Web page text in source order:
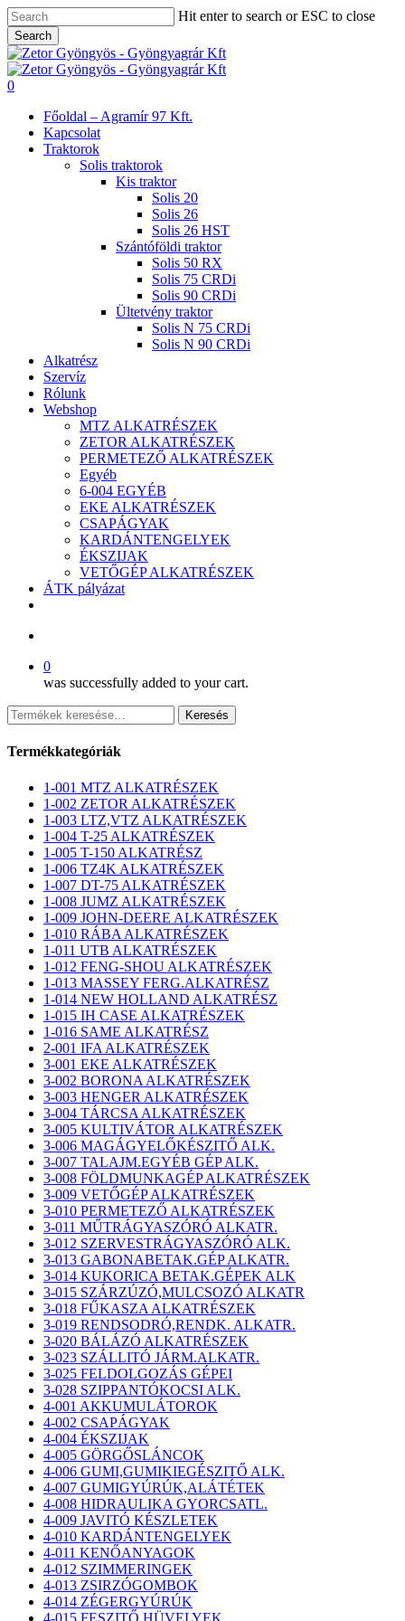
Skip
to
main
content
Hit enter to search or ESC to close
Search
Close
Search
search
0
Főoldal – Agramír 97 Kft.
Kapcsolat
Traktorok
Solis traktorok
Kis traktor
Solis 20
Solis 26
Solis 26 HST
Szántóföldi traktor
Solis 50 RX
Solis 75 CRDi
Solis 90 CRDi
Ültetvény traktor
Solis N 75 CRDi
Solis N 90 CRDi
Alkatrész
Szervíz
Rólunk
Webshop
MTZ ALKATRÉSZEK
ZETOR ALKATRÉSZEK
PERMETEZŐ ALKATRÉSZEK
Egyéb
6-004 EGYÉB
EKE ALKATRÉSZEK
CSAPÁGYAK
KARDÁNTENGELYEK
ÉKSZIJAK
VETŐGÉP ALKATRÉSZEK
ÁTK pályázat
0
was successfully added to your cart.
Keresés
a
következőre:
Keresés
Termékkategóriák
1-001 MTZ ALKATRÉSZEK
1-002 ZETOR ALKATRÉSZEK
1-003 LTZ,VTZ ALKATRÉSZEK
1-004 T-25 ALKATRÉSZEK
1-005 T-150 ALKATRÉSZ
1-006 TZ4K ALKATRÉSZEK
1-007 DT-75 ALKATRÉSZEK
1-008 JUMZ ALKATRÉSZEK
1-009 JOHN-DEERE ALKATRÉSZEK
1-010 RÁBA ALKATRÉSZEK
1-011 UTB ALKATRÉSZEK
1-012 FENG-SHOU ALKATRÉSZEK
1-013 MASSEY FERG.ALKATRÉSZ
1-014 NEW HOLLAND ALKATRÉSZ
1-015 IH CASE ALKATRÉSZEK
1-016 SAME ALKATRÉSZ
2-001 IFA ALKATRÉSZEK
3-001 EKE ALKATRÉSZEK
3-002 BORONA ALKATRÉSZEK
3-003 HENGER ALKATRÉSZEK
3-004 TÁRCSA ALKATRÉSZEK
3-005 KULTIVÁTOR ALKATRÉSZEK
3-006 MAGÁGYELŐKÉSZITŐ ALK.
3-007 TALAJM.EGYÉB GÉP ALK.
3-008 FÖLDMUNKAGÉP ALKATRÉSZEK
3-009 VETŐGÉP ALKATRÉSZEK
3-010 PERMETEZŐ ALKATRÉSZEK
3-011 MŰTRÁGYASZÓRÓ ALKATR.
3-012 SZERVESTRÁGYASZÓRÓ ALK.
3-013 GABONABETAK.GÉP ALKATR.
3-014 KUKORICA BETAK.GÉPEK ALK
3-015 SZÁRZÚZÓ,MULCSOZÓ ALKATR
3-018 FŰKASZA ALKATRÉSZEK
3-019 RENDSODRÓ,RENDK. ALKATR.
3-020 BÁLÁZÓ ALKATRÉSZEK
3-023 SZÁLLITÓ JÁRM.ALKATR.
3-025 FELDOLGOZÁS GÉPEI
3-028 SZIPPANTÓKOCSI ALK.
4-001 AKKUMULÁTOROK
4-002 CSAPÁGYAK
4-004 ÉKSZIJAK
4-005 GÖRGŐSLÁNCOK
4-006 GUMI,GUMIKIEGÉSZITŐ ALK.
4-007 GUMIGYÚRÚK,ALÁTÉTEK
4-008 HIDRAULIKA GYORCSATL.
4-009 JAVITÓ KÉSZLETEK
4-010 KARDÁNTENGELYEK
4-011 KENŐANYAGOK
4-012 SZIMMERINGEK
4-013 ZSIRZÓGOMBOK
4-014 ZÉGERGYÚRÚK
4-015 FESZITŐ HÜVELYEK